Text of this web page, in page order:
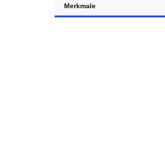
Merkmale